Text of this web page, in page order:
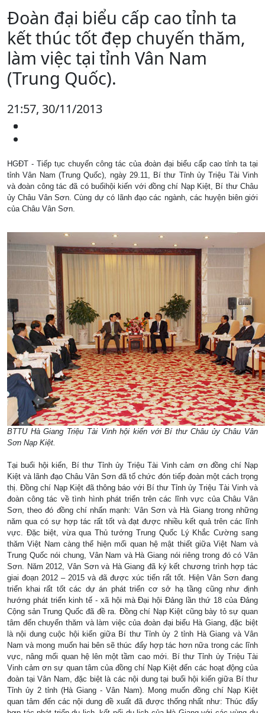
Đoàn đại biểu cấp cao tỉnh ta
kết thúc tốt đẹp chuyến thăm,
làm việc tại tỉnh Vân Nam
(Trung Quốc).
21:57, 30/11/2013
HGĐT - Tiếp tục chuyến công tác của đoàn đại biểu cấp cao tỉnh ta tại
tỉnh Vân Nam (Trung Quốc), ngày 29.11, Bí thư Tỉnh ủy Triệu Tài Vinh
và đoàn công tác đã có buổihội kiến với đồng chí Nạp Kiệt, Bí thư Châu
ủy Châu Vân Sơn. Cùng dự có lãnh đạo các ngành, các huyện biên giới
của Châu Vân Sơn.
BTTU Hà Giang Triệu Tài Vinh hội kiến với Bí thư Châu ủy Châu Vân
Sơn Nạp Kiệt.
Tại buổi hội kiến, Bí thư Tỉnh ủy Triệu Tài Vinh cảm ơn đồng chí Nạp
Kiệt và lãnh đạo Châu Vân Sơn đã tổ chức đón tiếp đoàn một cách trọng
thị. Đồng chí Nạp Kiệt đã thông báo với Bí thư Tỉnh ủy Triệu Tài Vinh và
đoàn công tác về tình hình phát triển trên các lĩnh vực của Châu Vân
Sơn, theo đó đồng chí nhấn mạnh: Vân Sơn và Hà Giang trong những
năm qua có sự hợp tác rất tốt và đạt được nhiều kết quả trên các lĩnh
vực. Đặc biệt, vừa qua Thủ tướng Trung Quốc Lý Khắc Cường sang
thăm Việt Nam càng thể hiện mối quan hệ mật thiết giữa Việt Nam và
Trung Quốc nói chung, Vân Nam và Hà Giang nói riêng trong đó có Vân
Sơn. Năm 2012, Vân Sơn và Hà Giang đã ký kết chương trình hợp tác
giai đoạn 2012 – 2015 và đã được xúc tiến rất tốt. Hiện Vân Sơn đang
triển khai rất tốt các dự án phát triển cơ sở hạ tầng cũng như định
hướng phát triển kinh tế - xã hội mà Đại hội Đảng lần thứ 18 của Đảng
Cộng sản Trung Quốc đã đề ra. Đồng chí Nạp Kiệt cũng bày tỏ sự quan
tâm đến chuyến thăm và làm việc của đoàn đại biểu Hà Giang, đặc biệt
là nội dung cuộc hội kiến giữa Bí thư Tỉnh ủy 2 tỉnh Hà Giang và Vân
Nam và mong muốn hai bên sẽ thúc đẩy hợp tác hơn nữa trong các lĩnh
vực, nâng mối quan hệ lên một tầm cao mới. Bí thư Tỉnh ủy Triệu Tài
Vinh cảm ơn sự quan tâm của đồng chí Nạp Kiệt đến các hoạt động của
đoàn tại Vân Nam, đặc biệt là các nội dung tại buổi hội kiến giữa Bí thư
Tỉnh ủy 2 tỉnh (Hà Giang - Vân Nam). Mong muốn đồng chí Nạp Kiệt
quan tâm đến các nội dung đề xuất đã được thống nhất như: Thúc đẩy